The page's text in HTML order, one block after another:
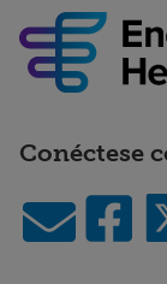
Conéctese